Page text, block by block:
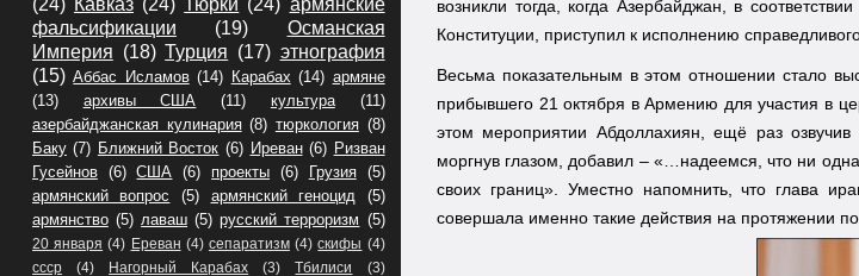
возникли тогда, когда Азербайджан, в
Конституции, приступил к исполнению
Весьма показательным в этом отношении стало
прибывшего 21 октября в Армению для участия в
этом мероприятии Абдоллахиян, ещё раз
моргнув глазом, добавил – «…надеемся, что ни
своих границ». Уместно напомнить, что глава
совершала именно такие действия на протяжении
(24) Кавказ (24) Тюрки (24) армянские
фальсификации
(19)
Османская
Империя (18) Турция (17) этнография
(15) Аббас Исламов (14) Карабах (14) армяне
(13)
архивы США (11) культура
(11)
азербайджанская кулинария (8) тюркология (8)
Баку (7) Ближний Восток (6) Иреван (6) Ризван
Гусейнов
(6) США (6) проекты (6) Грузия
(5)
армянский вопрос
(5) армянский геноцид
(5)
армянство (5) лаваш (5) русский терроризм (5)
20 января (4) Ереван (4) сепаратизм (4) скифы (4)
ссср
(4) Нагорный Карабах (3) Тбилиси
(3)